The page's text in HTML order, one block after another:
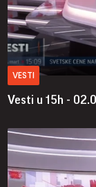
VESTI
Vesti u 15h -